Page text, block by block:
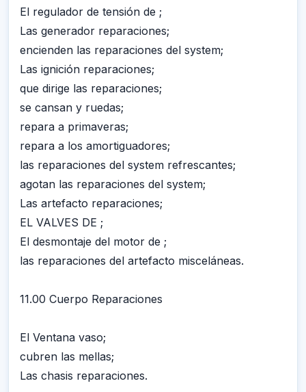
El regulador de tensión de ;
Las generador reparaciones;
encienden las reparaciones del system;
Las ignición reparaciones;
que dirige las reparaciones;
se cansan y ruedas;
repara a primaveras;
repara a los amortiguadores;
las reparaciones del system refrescantes;
agotan las reparaciones del system;
Las artefacto reparaciones;
EL VALVES DE ;
El desmontaje del motor de ;
las reparaciones del artefacto misceláneas.
11.00 Cuerpo Reparaciones
El Ventana vaso;
cubren las mellas;
Las chasis reparaciones.